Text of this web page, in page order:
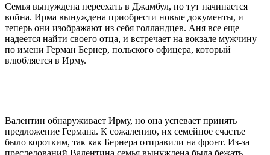
Семья вынуждена переехать в Джамбул, но тут начинается
война. Ирма вынуждена приобрести новые документы, и
теперь они изображают из себя голландцев. Аня все еще
надеется найти своего отца, и встречает на вокзале мужчину
по имени Герман Бернер, польского офицера, который
влюбляется в Ирму.
Валентин обнаруживает Ирму, но она успевает принять
предложение Германа. К сожалению, их семейное счастье
было коротким, так как Бернера отправили на фронт. Из-за
преследований Валентина семья вынуждена была бежать.